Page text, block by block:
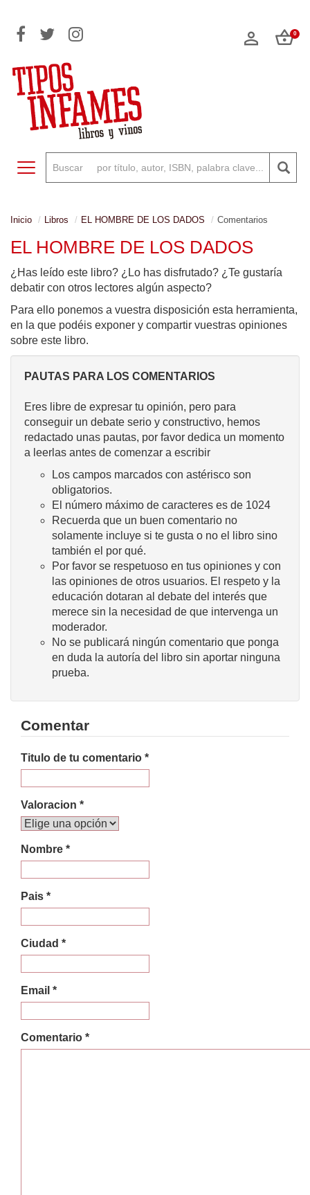
0
Toggle navigation
Inicio Libros EL HOMBRE DE LOS DADOS Comentarios
EL HOMBRE DE LOS DADOS
¿Has leído este libro? ¿Lo has disfrutado? ¿Te gustaría
debatir con otros lectores algún aspecto?
Para ello ponemos a vuestra disposición esta herramienta,
en la que podéis exponer y compartir vuestras opiniones
sobre este libro.
PAUTAS PARA LOS COMENTARIOS
Eres libre de expresar tu opinión, pero para
conseguir un debate serio y constructivo, hemos
redactado unas pautas, por favor dedica un momento
a leerlas antes de comenzar a escribir
Los campos marcados con astérisco son
obligatorios.
El número máximo de caracteres es de 1024
Recuerda que un buen comentario no
solamente incluye si te gusta o no el libro sino
también el por qué.
Por favor se respetuoso en tus opiniones y con
las opiniones de otros usuarios. El respeto y la
educación dotaran al debate del interés que
merece sin la necesidad de que intervenga un
moderador.
No se publicará ningún comentario que ponga
en duda la autoría del libro sin aportar ninguna
prueba.
Comentar
Titulo de tu comentario *
Valoracion *
Nombre *
Pais *
Ciudad *
Email *
Comentario *